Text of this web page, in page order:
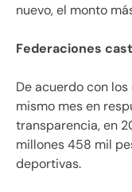
nuevo, el monto
Federaciones
De acuerdo con
mismo mes en
transparencia, en
millones 458 mil
deportivas.